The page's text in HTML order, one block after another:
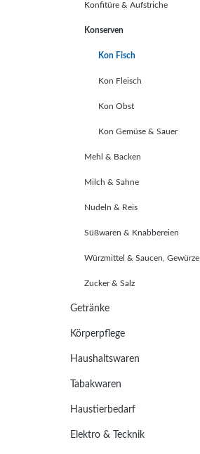
Konfitüre & Aufstriche
Konserven
Kon Fisch
Kon Fleisch
Kon Obst
Kon Gemüse & Sauer
Mehl & Backen
Milch & Sahne
Nudeln & Reis
Süßwaren & Knabbereien
Würzmittel & Saucen, Gewürze
Zucker & Salz
Getränke
Körperpflege
Haushaltswaren
Tabakwaren
Haustierbedarf
Elektro & Tecknik